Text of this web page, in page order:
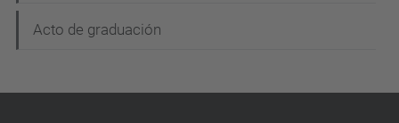
Acto de graduación